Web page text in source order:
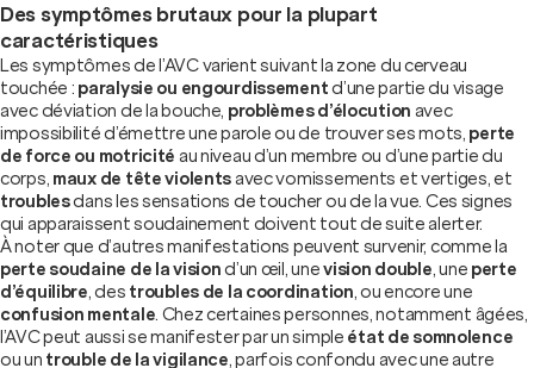
Des symptômes brutaux pour la plupart
caractéristiques
Les symptômes de l’AVC varient suivant la zone du cerveau
touchée : paralysie ou engourdissementd’une partie du visage
avec déviation de la bouche, problèmes d’élocution avec
impossibilité d’émettre une parole ou de trouver ses mots, perte
de force ou motricité au niveau d’un membre ou d’une partie du
corps, maux de tête violents avec vomissements et vertiges, et
troublesdans les sensations de toucher ou de la vue. Ces signes
qui apparaissent soudainement doivent tout de suite alerter.
À noter que d’autres manifestations peuvent survenir, comme la
perte soudaine de la visiond’un œil, unevision double, une perte
d’équilibre, des troubles de la coordination, ou encore une
confusion mentale. Chez certaines personnes, notamment âgées,
l’AVC peut aussi se manifester par un simple état de somnolence
ou un trouble de la vigilance, parfois confondu avec une autre